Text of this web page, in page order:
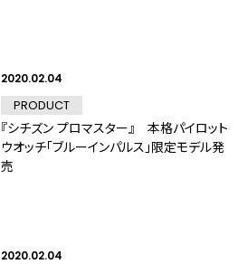
2020.02.04
PRODUCT
『シチズン プロマスター』 本格パイロット
ウオッチ「ブルーインパルス」限定モデル発
売
2020.02.04